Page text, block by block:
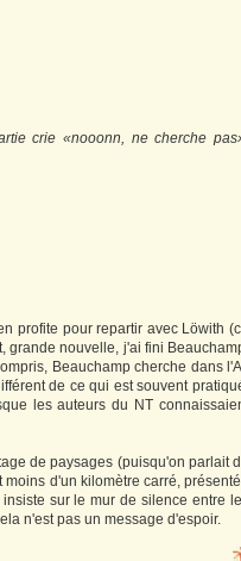
crie «nooonn, ne cherche
profite pour repartir avec Löwith
grande nouvelle, j'ai fini
Beauchamp cherche dans
de ce qui est souvent
les auteurs du NT
de paysages (puisqu'on parlait
d'un kilomètre carré,
sur le mur de silence entre
n'est pas un message d'espoir.